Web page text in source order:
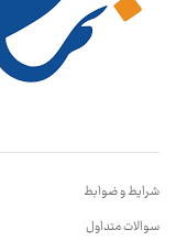
شرایط و ضوابط
سوالات متداول